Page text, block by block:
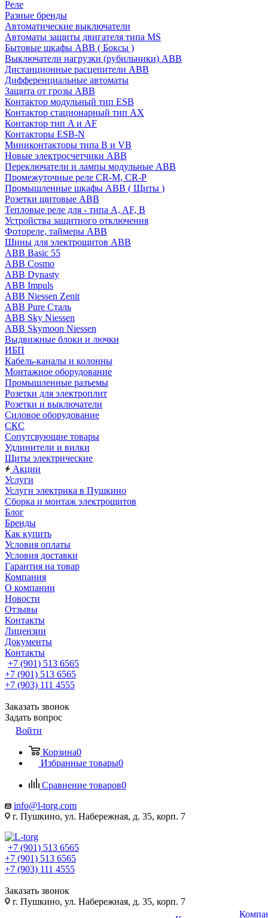
Реле
Разные бренды
Автоматические выключатели
Автоматы защиты двигателя типа MS
Бытовые шкафы ABB ( Боксы )
Выключатели нагрузки (рубильники) ABB
Дистанционные расцепители ABB
Дифференциальные автоматы
Защита от грозы ABB
Контактор модульный тип ESB
Контактор стационарный тип AX
Контактор тип A и AF
Контакторы ESB-N
Миниконтакторы типа B и VB
Новые электросчетчики ABB
Переключатели и лампы модульные ABB
Промежуточные реле CR-M, CR-P
Промышленные шкафы ABB ( Щиты )
Розетки щитовые ABB
Тепловые реле для - типа A, AF, B
Устройства защитного отключения
Фотореле, таймеры ABB
Шины для электрощитов АВВ
ABB Basic 55
ABB Cosmo
ABB Dynasty
ABB Impuls
ABB Niessen Zenit
ABB Pure Сталь
ABB Sky Niessen
ABB Skymoon Niessen
Выдвижные блоки и лючки
ИБП
Кабель-каналы и колонны
Монтажное оборудование
Промышленные разъемы
Розетки для электроплит
Розетки и выключатели
Силовое оборудование
СКС
Сопутсвующие товары
Удлинители и вилки
Щиты электрические
Акции
Услуги
Услуги электрика в Пушкино
Сборка и монтаж электрощитов
Блог
Бренды
Как купить
Условия оплаты
Условия доставки
Гарантия на товар
Компания
О компании
Новости
Отзывы
Контакты
Лицензии
Документы
Контакты
+7 (901) 513 6565
+7 (901) 513 6565
+7 (903) 111 4555
Заказать звонок
Задать вопрос
Войти
Корзина0
Избранные товары0
Сравнение товаров0
info@l-torg.com
г. Пушкино, ул. Набережная, д. 35, корп. 7
+7 (901) 513 6565
+7 (901) 513 6565
+7 (903) 111 4555
Заказать звонок
г. Пушкино, ул. Набережная, д. 35, корп. 7